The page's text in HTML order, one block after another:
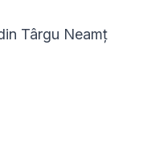
Târgu Neamț